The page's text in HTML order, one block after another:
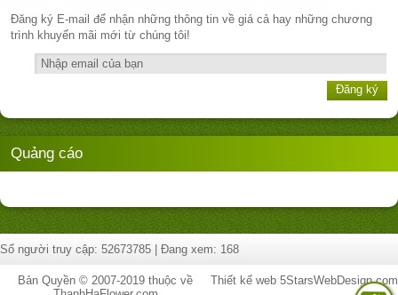
Đăng ký E-mail để nhận những thông tin về giá cả hay những chương
trình khuyến mãi mới từ chúng tôi!
Đăng ký
Quảng cáo
Số người truy cập: 52673785 | Đang xem: 168
Thiết kế web 5StarsWebDesign.com
Bản Quyền © 2007-2019 thuộc về